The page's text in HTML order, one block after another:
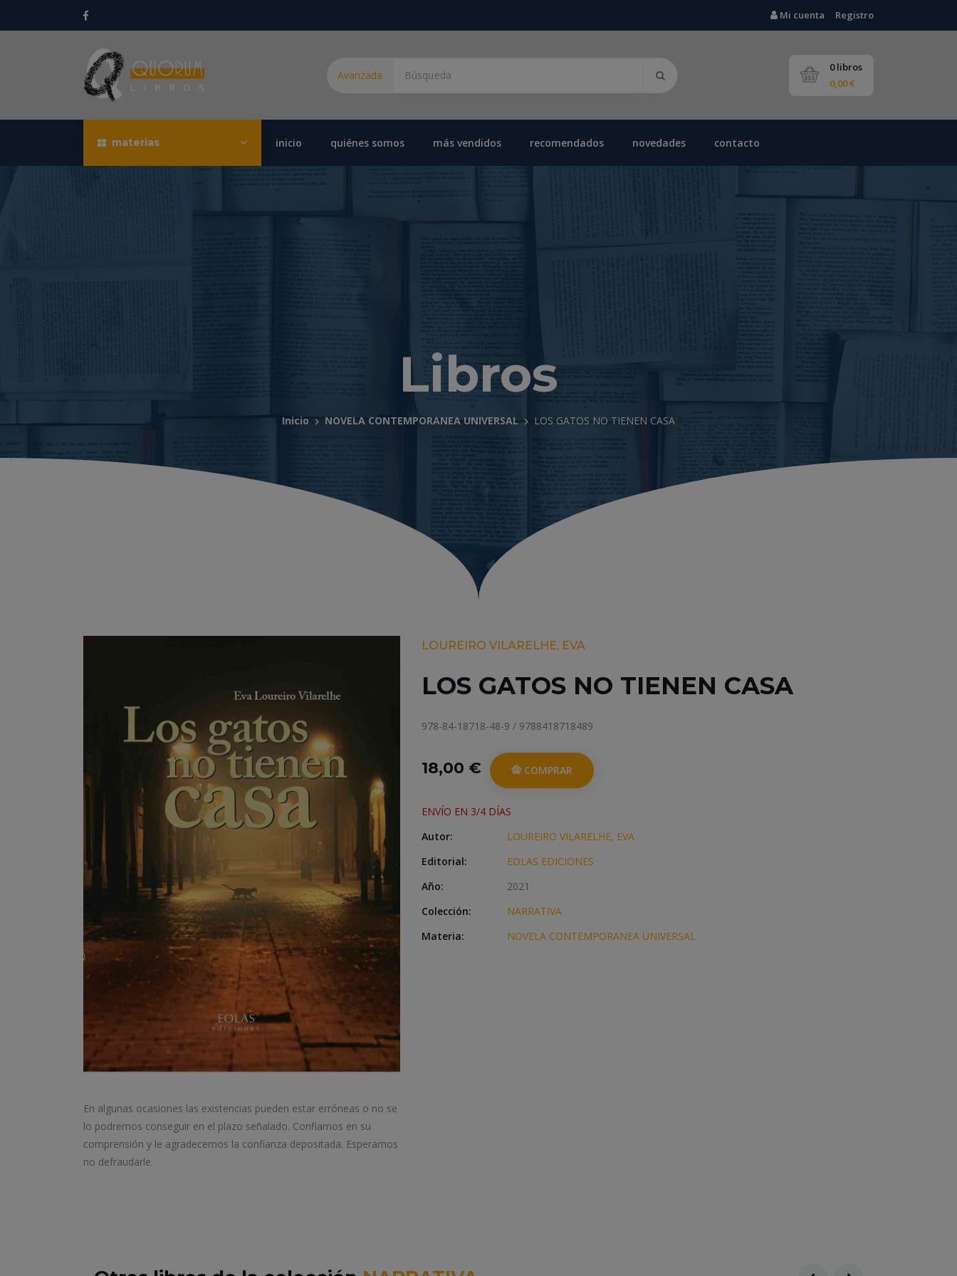
Mi cuenta Registro
Avanzada
0 libros
0,00 €
materias inicio quiénes somos más vendidos recomendados novedades contacto
Libros
Inicio NOVELA CONTEMPORANEA UNIVERSAL LOS GATOS NO TIENEN CASA
En algunas ocasiones las existencias pueden estar erróneas o no se
lo podremos conseguir en el plazo señalado. Confiamos en su
comprensión y le agradecemos la confianza depositada. Esperamos
no defraudarle.
LOUREIRO VILARELHE, EVA
LOS GATOS NO TIENEN CASA
978-84-18718-48-9 / 9788418718489
18,00 € COMPRAR
ENVÍO EN 3/4 DÍAS
Autor:
LOUREIRO VILARELHE, EVA
Editorial:
EOLAS EDICIONES
Año:
2021
Colección:
NARRATIVA
Materia:
NOVELA CONTEMPORANEA UNIVERSAL